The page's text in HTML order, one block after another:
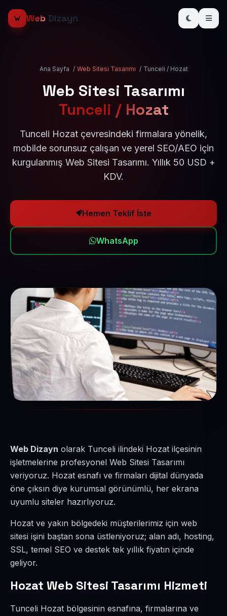
Web Dizayn
Ana Sayfa / Web Sitesi Tasarımı / Tunceli / Hozat
Web Sitesi Tasarımı
Tunceli / Hozat
Tunceli Hozat çevresindeki firmalara yönelik,
mobilde sorunsuz çalışan ve yerel SEO/AEO için
kurgulanmış Web Sitesi Tasarımı. Yıllık 50 USD +
KDV.
Hemen Teklif İste
WhatsApp
Web Dizayn olarak Tunceli ilindeki Hozat ilçesinin
işletmelerine profesyonel Web Sitesi Tasarımı
veriyoruz. Hozat esnafı ve firmaları dijital dünyada
öne çıksın diye kurumsal görünümlü, her ekrana
uyumlu siteler hazırlıyoruz.
Hozat ve yakın bölgedeki müşterilerimiz için web
sitesi işini baştan sona üstleniyoruz; alan adı, hosting,
SSL, temel SEO ve destek tek yıllık fiyatın içinde
geliyor.
Hozat Web Sitesi Tasarımı Hizmeti
Tunceli Hozat bölgesinin esnafına, firmalarına ve